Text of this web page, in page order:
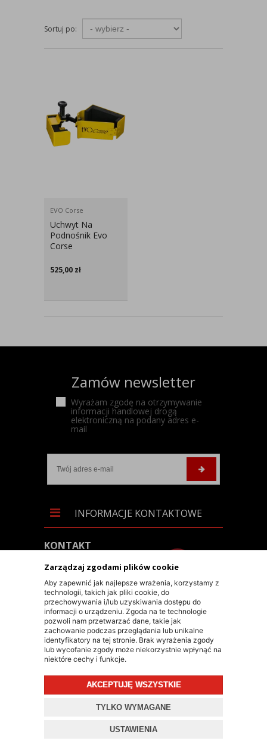
Zarządzaj zgodami plików cookie
Aby zapewnić jak najlepsze wrażenia, korzystamy z
technologii, takich jak pliki cookie, do
przechowywania i/lub uzyskiwania dostępu do
informacji o urządzeniu. Zgoda na te technologie
pozwoli nam przetwarzać dane, takie jak
zachowanie podczas przeglądania lub unikalne
identyfikatory na tej stronie. Brak wyrażenia zgody
lub wycofanie zgody może niekorzystnie wpłynąć na
niektóre cechy i funkcje.
AKCEPTUJĘ WSZYSTKIE
TYLKO WYMAGANE
USTAWIENIA
Sortuj po:
EVO Corse
Uchwyt Na
Podnośnik Evo
Corse
525,00 zł
Zamów newsletter
Wyrażam zgodę na otrzymywanie
informacji handlowej drogą
elektroniczną na podany adres e-
mail
INFORMACJE KONTAKTOWE
KONTAKT
+48 603 90 30 50
SKLEP@RALLY-TECH.PL
WHATSAPP LINK
RALLY-TECH SP. Z O.O.
UL. LIPNICKA 62/1A
43-300 BIELSKO-BIAŁA
© 2026 RALLY-TECH.PL